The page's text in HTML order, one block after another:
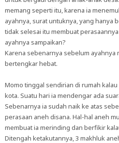
memang seperti itu, karena ia
ayahnya, surat untuknya, yang hanya
tidak selesai itu membuat
ayahnya sampaikan?
Karena sebenarnya sebelum ayahnya
bertengkar hebat.
Momo tinggal sendirian di rumah
kota. Suatu hari ia mendengar ada
Sebenarnya ia sudah naik ke atas
perasaan aneh disana. Hal-hal aneh
membuat ia merinding dan berfikir
Ditengah ketakutannya, 3 makhluk